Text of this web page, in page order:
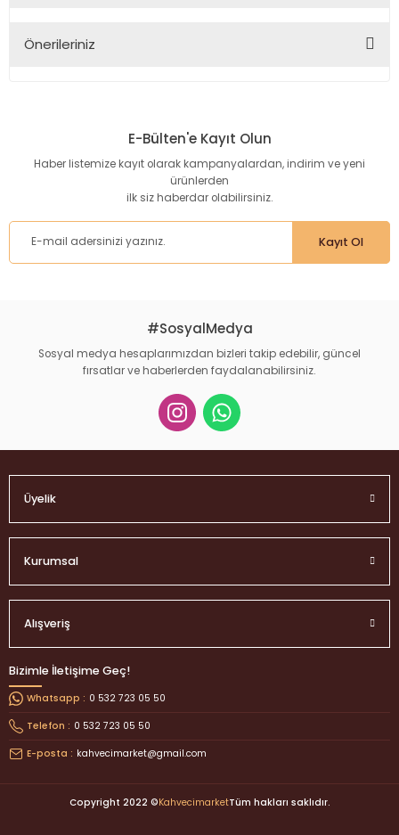
Önerileriniz
Görüş ve önerileriniz için teşekkür ederiz.
Ürün resmi kalitesiz, bozuk veya görüntülenemiyor.
Ürün bilgilerinde hatalar bulunuyor.
Ürün fiyatı diğer sitelerden daha pahalı.
Gönder
E-Bülten'e Kayıt Olun
Haber listemize kayıt olarak kampanyalardan, indirim ve yeni
ürünlerden
ilk siz haberdar olabilirsiniz.
Kayıt Ol
#SosyalMedya
Sosyal medya hesaplarımızdan bizleri takip edebilir, güncel
fırsatlar ve haberlerden faydalanabilirsiniz.
Üyelik
Kurumsal
Alışveriş
Bizimle İletişime Geç!
Whatsapp : 0 532 723 05 50
Telefon : 0 532 723 05 50
E-posta : kahvecimarket@gmail.com
Copyright 2022 ©KahvecimarketTüm hakları saklıdır.